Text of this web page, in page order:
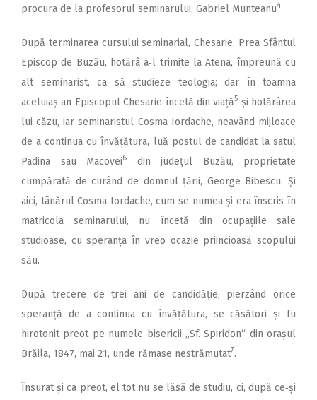
procura de la profesorul seminarului, Gabriel Munteanu4.
După terminarea cursului seminarial, Chesarie, Prea Sfântul
Episcop de Buzău, hotărâ a‑l trimite la Atena, împreună cu
alt seminarist, ca să studieze teologia; dar în toamna
aceluiaș an Episcopul Chesarie încetă din viață5 și hotărârea
lui căzu, iar seminaristul Cosma Iordache, neavând mijloace
de a continua cu învățătura, luă postul de candidat la satul
Padina sau Macovei6
din județul Buzău, proprietate
cumpărată de curând de domnul țării, George Bibescu. Și
aici, tânărul Cosma Iordache, cum se numea și era înscris în
matricola seminarului, nu încetă din ocupațiile sale
studioase, cu speranța în vreo ocazie priincioasă scopului
său.
După trecere de trei ani de candidăție, pierzând orice
speranță de a continua cu învățătura, se căsători și fu
hirotonit preot pe numele bisericii „Sf. Spiridon“ din orașul
Brăila, 1847, mai 21, unde rămase nestrămutat7.
Însurat și ca preot, el tot nu se lăsă de studiu, ci, după ce‑și